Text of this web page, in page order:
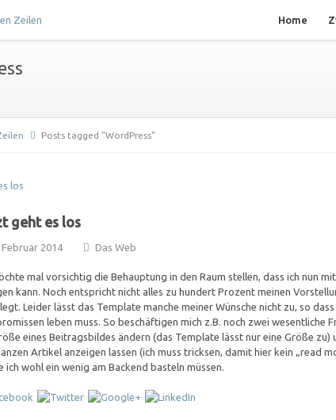
Home
Posts tagged "WordPress"
geht es los
Februar 2014 Das Web
mal vorsichtig die Behauptung in den Raum stellen, dass ich nun
kann. Noch entspricht nicht alles zu hundert Prozent meinen
Leider lässt das Template manche meiner Wünsche nicht zu, so
leben muss. So beschäftigen mich z.B. noch zwei wesentliche
eines Beitragsbildes ändern (das Template lässt nur eine Größe zu)
Artikel anzeigen lassen (ich muss tricksen, damit hier kein „read
ich wohl ein wenig am Backend basteln müssen.